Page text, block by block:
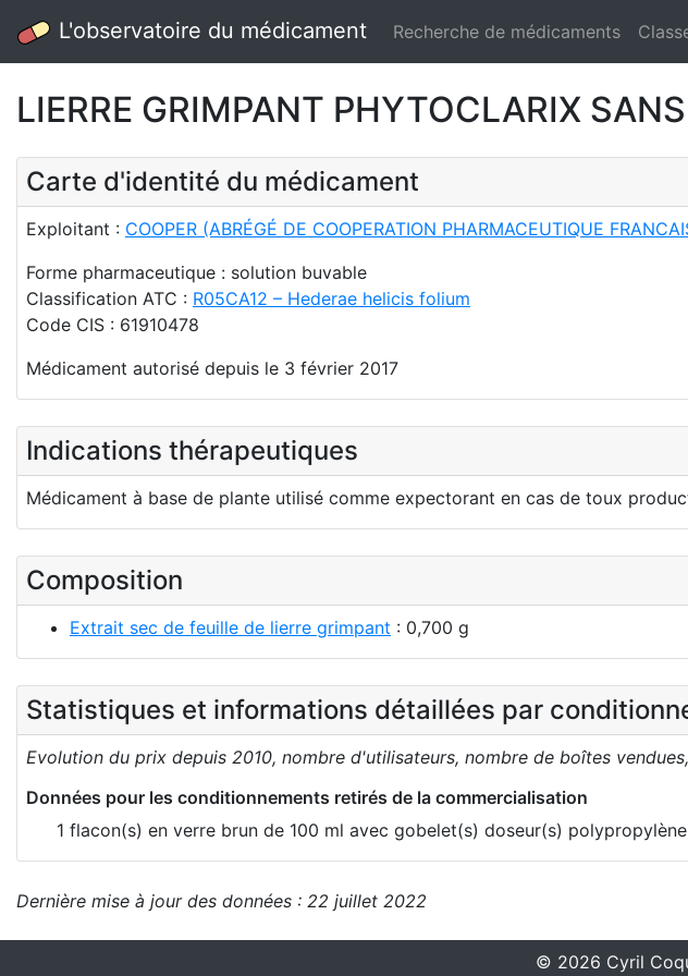
L'observatoire du médicament Recherche de médicaments
LIERRE GRIMPANT PHYTOCLARIX
Carte d'identité du médicament
Exploitant : COOPER (ABRÉGÉ DE COOPERATION PHARMACEUTIQUE
Forme pharmaceutique : solution buvable
Classification ATC : R05CA12 – Hederae helicis folium
Code CIS : 61910478
Médicament autorisé depuis le 3 février 2017
Indications thérapeutiques
Médicament à base de plante utilisé comme expectorant en cas de toux
Composition
Extrait sec de feuille de lierre grimpant : 0,700 g
Statistiques et informations détaillées par
Evolution du prix depuis 2010, nombre d'utilisateurs, nombre de boîtes
Données pour les conditionnements retirés de la commercialisation
1 flacon(s) en verre brun de 100 ml avec gobelet(s) doseur(s) polypropylène
Dernière mise à jour des données : 22 juillet 2022
© 2026 Cyril